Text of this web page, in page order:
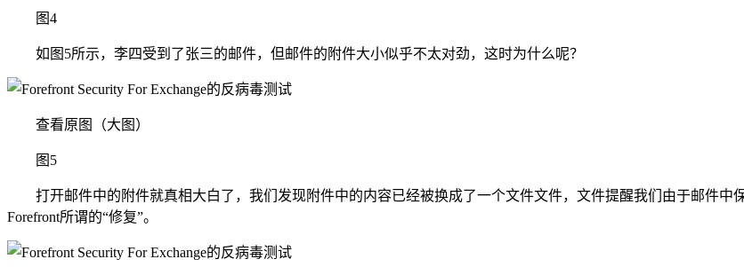
图4
如图5所示，李四受到了张三的邮件，但邮件的附件大小似乎不太对劲，这时为什么呢？
查看原图（大图）
图5
打开邮件中的附件就真相大白了，我们发现附件中的内容已经被换成了一个文件文件，文件提醒我们由于邮件中
Forefront所谓的“修复”。